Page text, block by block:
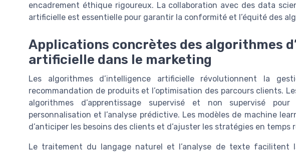
encadrement éthique rigoureux. La collaboration avec des data
artificielle est essentielle pour garantir la conformité et l’équité des
Applications concrètes des algorithmes
artificielle dans le marketing
Les algorithmes d’intelligence artificielle révolutionnent la
recommandation de produits et l’optimisation des parcours clients.
algorithmes d’apprentissage supervisé et non supervisé
personnalisation et l’analyse prédictive. Les modèles de machine
d’anticiper les besoins des clients et d’ajuster les stratégies en temps
Le traitement du langage naturel et l’analyse de texte facilitent